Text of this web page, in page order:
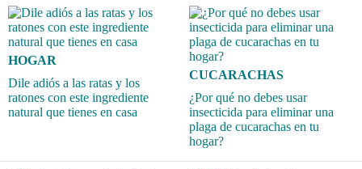
HOGAR
Dile adiós a las ratas y los
ratones con este ingrediente
natural que tienes en casa
CUCARACHAS
¿Por qué no debes usar
insecticida para eliminar una
plaga de cucarachas en tu
hogar?